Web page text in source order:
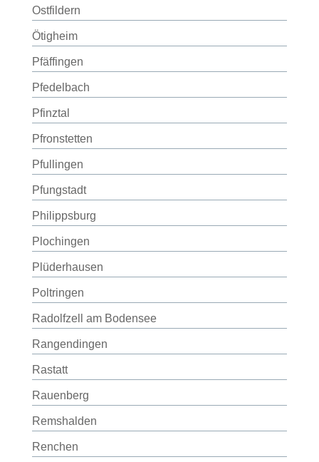
Ostfildern
Ötigheim
Pfäffingen
Pfedelbach
Pfinztal
Pfronstetten
Pfullingen
Pfungstadt
Philippsburg
Plochingen
Plüderhausen
Poltringen
Radolfzell am Bodensee
Rangendingen
Rastatt
Rauenberg
Remshalden
Renchen